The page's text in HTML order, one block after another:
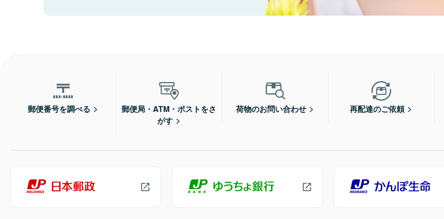
郵便番号を調べる
郵便局・ATM・ポストをさ
がす
荷物のお問い合わせ 再配達のご依頼